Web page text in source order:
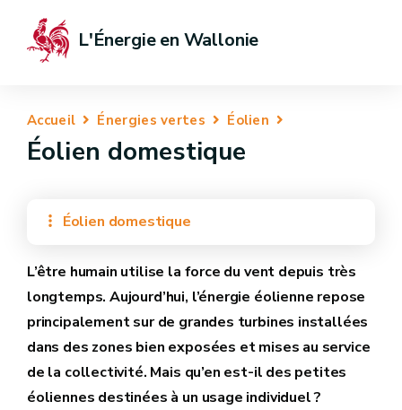
L'Énergie en Wallonie
Accueil Énergies vertes Éolien
Éolien domestique
Éolien domestique
L’être humain utilise la force du vent depuis très
longtemps. Aujourd’hui, l’énergie éolienne repose
principalement sur de grandes turbines installées
dans des zones bien exposées et mises au service
de la collectivité. Mais qu’en est-il des petites
éoliennes destinées à un usage individuel ?